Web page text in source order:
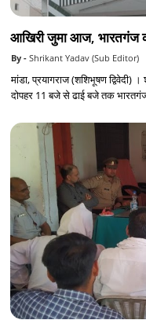
आखिरी जुमा आज, भारतगंज
Shrikant Yadav (Sub Editor)
मांडा, प्रयागराज (शशिभूषण
दोपहर 11 बजे से ढाई बजे तक